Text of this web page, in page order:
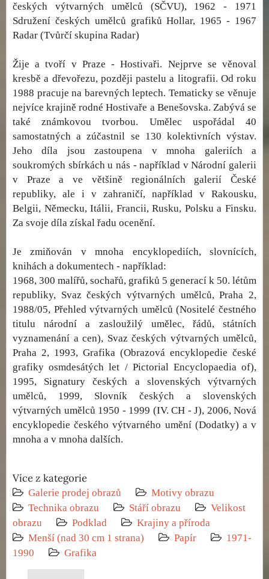
českých výtvarných umělců (SČVU), 1962 - 1971
Sdružení českých umělců grafiků Hollar, 1965 - 1967
Radar (Tvůrčí skupina Radar)
Žije a tvoří v Praze - Hostivaři. Nejprve se věnoval
kresbě a dřevořezu, později pastelu a litografii. Od roku
1988 pracuje na barevných leptech. Tematicky se věnuje
nejvíce krajině rodné Hostivaře a Benešovska. Zabývá se
také známkovou tvorbou. Umělec uspořádal 40
samostatných a zúčastnil se 130 kolektivních výstav.
Jeho díla jsou zastoupena v mnoha galeriích a
soukromých sbírkách u nás - například v Národní galerii
v Praze a ve většině regionálních galerií České
republiky, ale i v zahraničí, například v Rakousku,
Belgii, Německu, Itálii, Francii, Rusku, Polsku a Finsku.
Za svoje díla získal řadu ocenění.
Je zmiňován v mnoha encyklopediích, slovnících,
knihách a dokumentech - například:
1968, 300 malířů, sochařů, grafiků 5 generací k 50. létům
republiky, Svaz českých výtvarných umělců, Praha 2,
1988/05, Přehled výtvarných umělců (Nositelé čestného
titulu národní a zasloužilý umělec, řádů, státních
vyznamenání a cen), Svaz českých výtvarných umělců,
Praha 2, 1993, Grafika (Obrazová encyklopedie české
grafiky osmdesátých let / Pictorial Encyclopaedia of),
1995, Signatury českých a slovenských výtvarných
umělců, 1999, Slovník českých a slovenských
výtvarných umělců 1950 - 1999 (IV. CH - J), 2006, Nová
encyklopedie českého výtvarného umění (Dodatky) a v
mnoha a v mnoha dalších.
Více z kategorie
Galerie prodej obrazů
Motivy obrazu
Technika obrazu
Stáří obrazu
Velikost
obrazu
Podklad
Krajiny a příroda
Menší (nad 30 cm 1 strana)
Papír
1971-
1990
Grafika